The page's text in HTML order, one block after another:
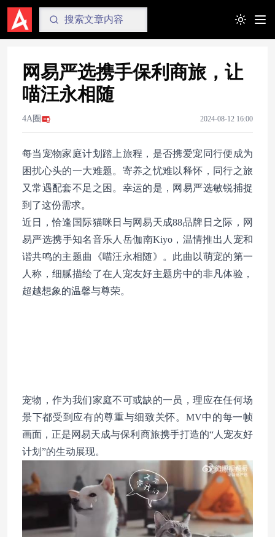
Toggle
网易严选携手保利商旅，让
喵汪永相随
4A圈 2024-08-12 16:00
每当宠物家庭计划踏上旅程，是否携爱宠同行便成为
困扰心头的一大难题。寄养之忧难以释怀，同行之旅
又常遇配套不足之困。幸运的是，网易严选敏锐捕捉
到了这份需求。
近日，恰逢国际猫咪日与网易天成88品牌日之际，网
易严选携手知名音乐人岳伽南Kiyo，温情推出人宠和
谐共鸣的主题曲《喵汪永相随》。此曲以萌宠的第一
人称，细腻描绘了在人宠友好主题房中的非凡体验，
超越想象的温馨与尊荣。
宠物，作为我们家庭不可或缺的一员，理应在任何场
景下都受到应有的尊重与细致关怀。MV中的每一帧
画面，正是网易天成与保利商旅携手打造的“人宠友好
计划”的生动展现。